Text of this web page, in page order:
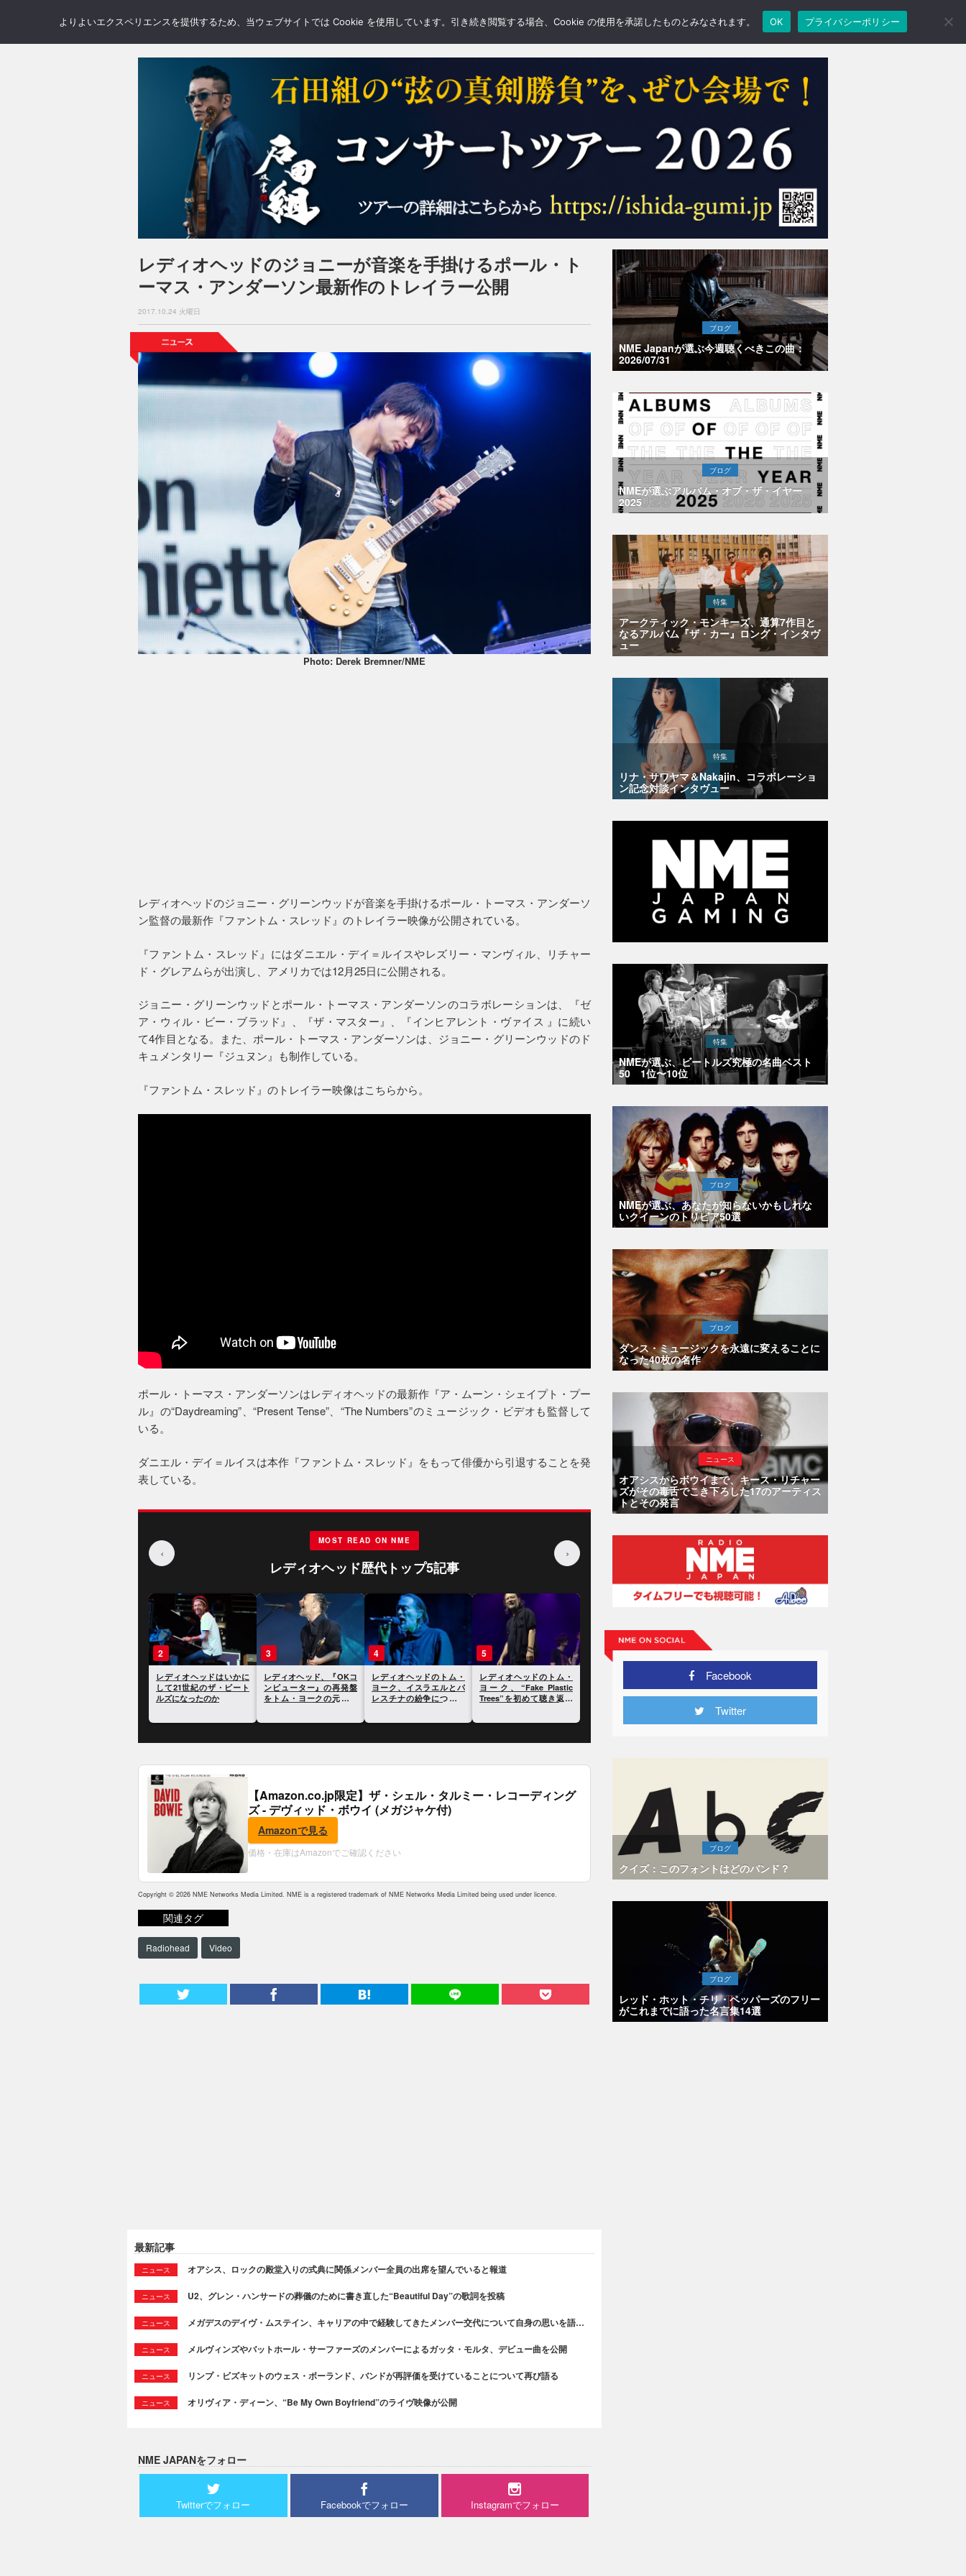
NEWS REVIEWS GALLERY BLOGS FEATURE
レディオヘッドのジョニーが音楽を手掛けるポール・ト
ーマス・アンダーソン最新作のトレイラー公開
2017.10.24 火曜日
Photo: Derek Bremner/NME
レディオヘッドのジョニー・グリーンウッドが音楽を手掛けるポール・トーマス・アンダーソ
ン監督の最新作『ファントム・スレッド』のトレイラー映像が公開されている。
『ファントム・スレッド』にはダニエル・デイ＝ルイスやレズリー・マンヴィル、リチャー
ド・グレアムらが出演し、アメリカでは12月25日に公開される。
ジョニー・グリーンウッドとポール・トーマス・アンダーソンのコラボレーションは、『ゼ
ア・ウィル・ビー・ブラッド』、『ザ・マスター』、『インヒアレント・ヴァイス 』に続い
て4作目となる。また、ポール・トーマス・アンダーソンは、ジョニー・グリーンウッドのド
キュメンタリー『ジュヌン』も制作している。
『ファントム・スレッド』のトレイラー映像はこちらから。
ポール・トーマス・アンダーソンはレディオヘッドの最新作『ア・ムーン・シェイプト・プー
ル』の“Daydreaming”、“Present Tense”、“The Numbers”のミュージック・ビデオも監督して
いる。
ダニエル・デイ＝ルイスは本作『ファントム・スレッド』をもって俳優から引退することを発
表している。
‹
MOST READ ON NME
レディオヘッド歴代トップ5記事
›
2
レディオヘッドはいかに
して21世紀のザ・ビート
ルズになったのか
レディオヘッド、『OKコ
ンピューター』の再発盤
をトム・ヨークの元妻に
4
レディオヘッドのトム・
ヨーク、イスラエルとパ
レスチナの紛争について
レディオヘッドのトム・
ヨーク、“Fake Plastic
Trees”を初めて聴き返し
【Amazon.co.jp限定】ザ・シェル・タルミー・レコーディング
ズ - デヴィッド・ボウイ (メガジャケ付)
Amazonで見る
価格・在庫はAmazonでご確認ください
Copyright © 2026 NME Networks Media Limited. NME is a registered trademark of NME Networks Media Limited being used under licence.
関連タグ
Radiohead Video
最新記事
ニュース オアシス、ロックの殿堂入りの式典に関係メンバー全員の出席を望んでいると報道
ニュース U2、グレン・ハンサードの葬儀のために書き直した“Beautiful Day”の歌詞を投稿
ニュース メガデスのデイヴ・ムステイン、キャリアの中で経験してきたメンバー交代について自身の思いを語…
ニュース メルヴィンズやバットホール・サーファーズのメンバーによるガッタ・モルタ、デビュー曲を公開
ニュース リンプ・ビズキットのウェス・ボーランド、バンドが再評価を受けていることについて再び語る
ニュース オリヴィア・ディーン、“Be My Own Boyfriend”のライヴ映像が公開
NME JAPANをフォロー
Twitterでフォロー Facebookでフォロー Instagramでフォロー
ブログ
NME Japanが選ぶ今週聴くべきこの曲：
2026/07/31
ブログ
NMEが選ぶアルバム・オブ・ザ・イヤー
2025
特集
アークティック・モンキーズ、通算7作目と
なるアルバム『ザ・カー』ロング・インタヴ
ュー
特集
リナ・サワヤマ＆Nakajin、コラボレーショ
ン記念対談インタヴュー
特集
NMEが選ぶ、ビートルズ究極の名曲ベスト
50 1位〜10位
ブログ
NMEが選ぶ、あなたが知らないかもしれな
いクイーンのトリビア50選
ブログ
ダンス・ミュージックを永遠に変えることに
なった40枚の名作
ニュース
オアシスからボウイまで、キース・リチャー
ズがその毒舌でこき下ろした17のアーティス
トとその発言
Facebook
Twitter
ブログ
クイズ：このフォントはどのバンド？
ブログ
レッド・ホット・チリ・ペッパーズのフリー
がこれまでに語った名言集14選
よりよいエクスペリエンスを提供するため、当ウェブサイトでは Cookie を使用しています。引き続き閲覧する場合、Cookie の使用を承諾したものとみなされます。 OK プライバシーポリシー